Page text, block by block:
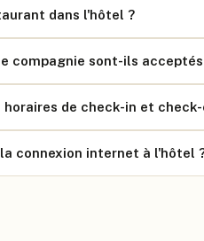
dans l'hôtel ?
compagnie sont-ils acceptés
horaires de check-in et
connexion internet à l'hôtel